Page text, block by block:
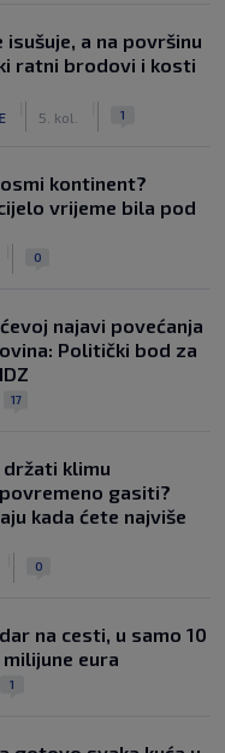
isušuje, a na površinu
ratni brodovi i kosti
5. kol. 1
kontinent?
vrijeme bila pod
0
najavi povećanja
Politički bod za
17
klimu
gasiti?
kada ćete najviše
0
na cesti, u samo 10
eura
1